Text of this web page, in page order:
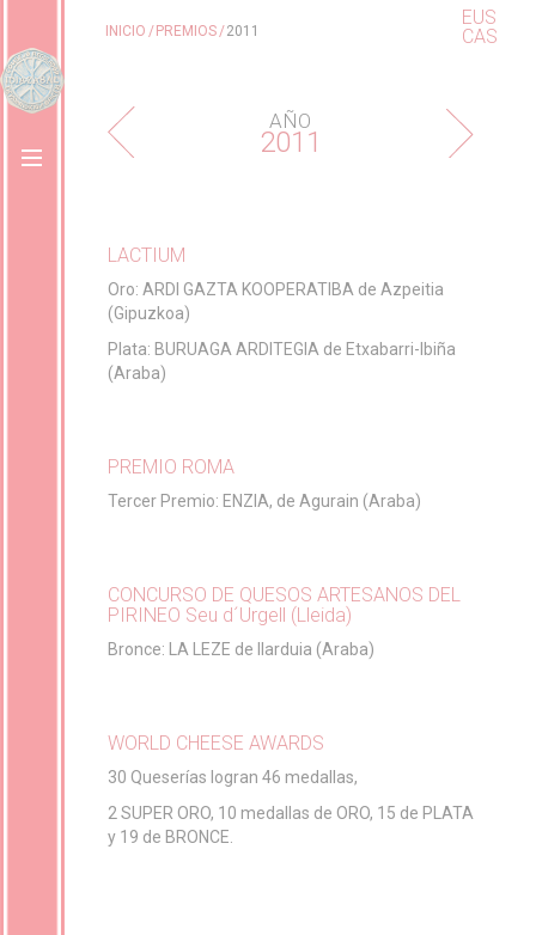
EUS
CAS
INICIO PREMIOS 2011
AÑO
2011
LACTIUM
Oro: ARDI GAZTA KOOPERATIBA de Azpeitia
(Gipuzkoa)
Plata: BURUAGA ARDITEGIA de Etxabarri-Ibiña
(Araba)
PREMIO ROMA
Tercer Premio: ENZIA, de Agurain (Araba)
CONCURSO DE QUESOS ARTESANOS DEL
PIRINEO Seu d´Urgell (Lleida)
Bronce: LA LEZE de Ilarduia (Araba)
WORLD CHEESE AWARDS
30 Queserías logran 46 medallas,
2 SUPER ORO, 10 medallas de ORO, 15 de PLATA
y 19 de BRONCE.